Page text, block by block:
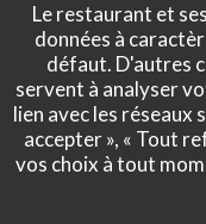
Le restaurant et
données à
défaut. D'autres
servent à analyser
lien avec les réseaux
accepter », « Tout
vos choix à tout
4
and a beautiful